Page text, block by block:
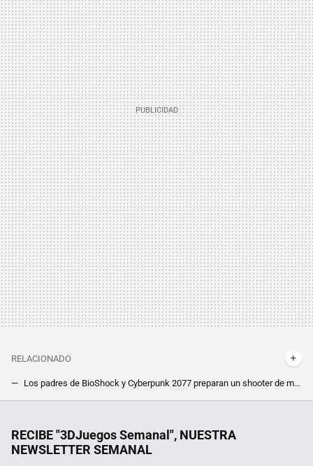
RELACIONADO
Los padres de BioShock y Cyberpunk 2077 preparan un shooter de mundo abierto y terror paranormal al que deberías echar cuenta. Así es Hornet
RECIBE "3DJuegos Semanal", NUESTRA
NEWSLETTER SEMANAL